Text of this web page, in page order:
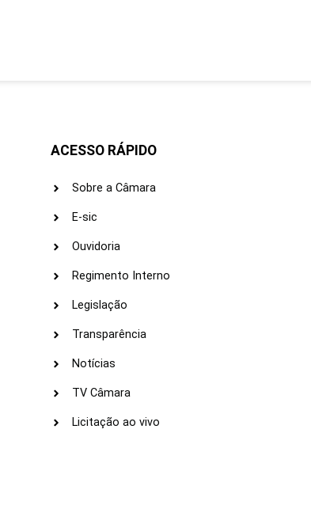
ACESSO RÁPIDO
Sobre a Câmara
E-sic
Ouvidoria
Regimento Interno
Legislação
Transparência
Notícias
TV Câmara
Licitação ao vivo